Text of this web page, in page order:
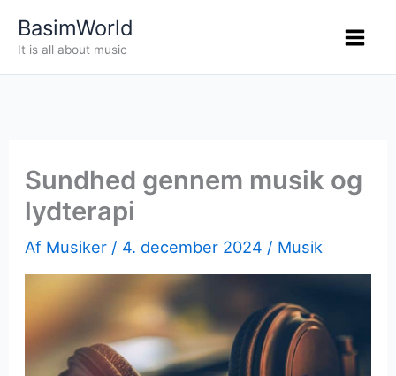
BasimWorld
It is all about music
Sundhed gennem musik og
lydterapi
Af Musiker / 4. december 2024 / Musik